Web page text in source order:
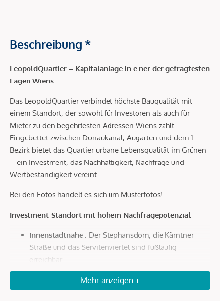
Beschreibung *
LeopoldQuartier – Kapitalanlage in einer der gefragtesten
Lagen Wiens
Das LeopoldQuartier verbindet höchste Bauqualität mit
einem Standort, der sowohl für Investoren als auch für
Mieter zu den begehrtesten Adressen Wiens zählt.
Eingebettet zwischen Donaukanal, Augarten und dem 1.
Bezirk bietet das Quartier urbane Lebensqualität im Grünen
– ein Investment, das Nachhaltigkeit, Nachfrage und
Wertbeständigkeit vereint.
Bei den Fotos handelt es sich um Musterfotos!
Investment-Standort mit hohem Nachfragepotenzial
Innenstadtnähe : Der Stephansdom, die Kärntner
Straße und das Servitenviertel sind fußläufig
erreichbar.
Optimale Anbindung: In wenigen Minuten zur U4
Roßauer Lände, zum Hauptbahnhof und in nur 20
Mehr anzeigen +